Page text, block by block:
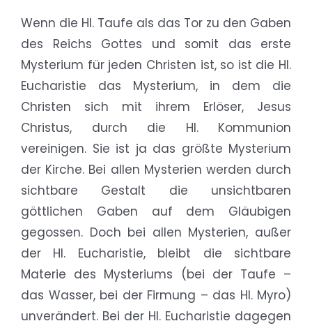
Wenn die Hl. Taufe als das Tor zu den Gaben
des Reichs Gottes und somit das erste
Mysterium für jeden Christen ist, so ist die Hl.
Eucharistie das Mysterium, in dem die
Christen sich mit ihrem Erlöser, Jesus
Christus, durch die Hl. Kommunion
vereinigen. Sie ist ja das größte Mysterium
der Kirche. Bei allen Mysterien werden durch
sichtbare Gestalt die unsichtbaren
göttlichen Gaben auf dem Gläubigen
gegossen. Doch bei allen Mysterien, außer
der Hl. Eucharistie, bleibt die sichtbare
Materie des Mysteriums (bei der Taufe –
das Wasser, bei der Firmung – das Hl. Myro)
unverändert. Bei der Hl. Eucharistie dagegen